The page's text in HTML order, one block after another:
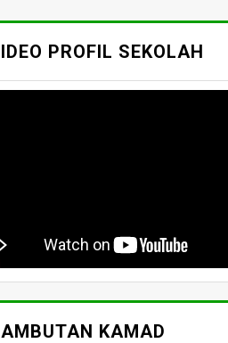
PROFIL SEKOLAH
KAMAD